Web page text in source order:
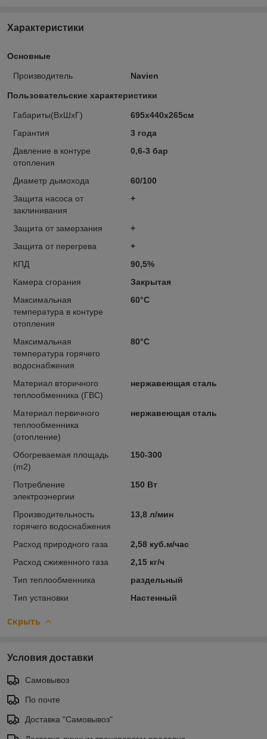
Характеристики
Основные
Производитель Navien
Пользовательские характеристики
Габариты(ВхШхГ)
695х440х265см
Гарантия
3 года
Давление в контуре
отопления
0,6-3 бар
Диаметр дымохода
60/100
Защита насоса от
заклинивания
+
Защита от замерзания
+
Защита от перегрева
+
КПД
90,5%
Камера сгорания
Закрытая
Максимальная
температура в контуре
отопления
60°C
Максимальная
температура горячего
водоснабжения
80°C
Материал вторичного
теплообменника (ГВС)
нержавеющая сталь
Материал первичного
теплообменника
(отопление)
нержавеющая сталь
Обогреваемая площадь
(m2)
150-300
Потребление
электроэнергии
150 Вт
Производительность
горячего водоснабжения
13,8 л/мин
Расход природного газа
2,58 куб.м/час
Расход сжиженного газа
2,15 кг/ч
Тип теплообменника
раздельный
Тип установки
Настенный
Скрыть
Условия доставки
Самовывоз
По почте
Доставка "Самовывоз"